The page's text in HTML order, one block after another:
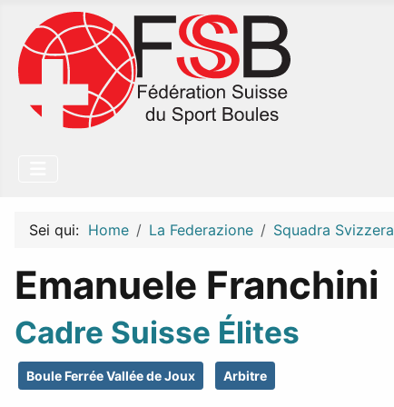
Sei qui: Home La Federazione Squadra Svizzera
Emanuele Franchini
Cadre Suisse Élites
Boule Ferrée Vallée de Joux Arbitre